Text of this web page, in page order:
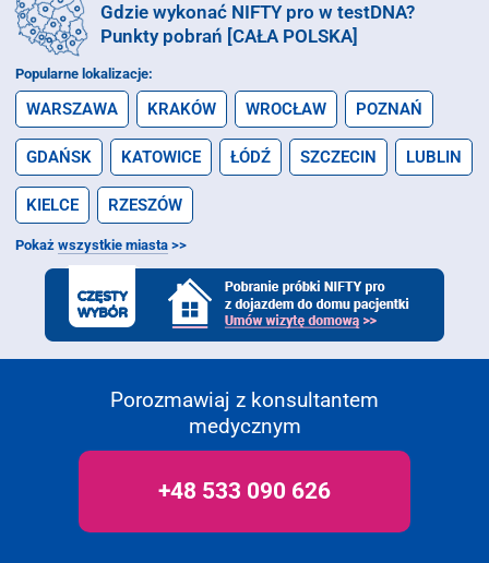
Gdzie wykonać NIFTY pro w testDNA?
Punkty pobrań [CAŁA POLSKA]
Popularne lokalizacje:
WARSZAWA KRAKÓW WROCŁAW POZNAŃ
GDAŃSK KATOWICE ŁÓDŹ SZCZECIN LUBLIN
KIELCE RZESZÓW
Pokaż wszystkie miasta >>
Porozmawiaj z konsultantem
medycznym
+48 533 090 626